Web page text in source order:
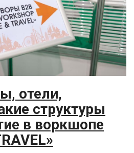
отели,
структуры
в воркшопе